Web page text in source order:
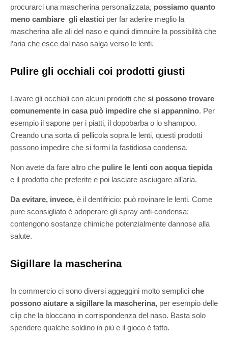
procurarci una mascherina personalizzata, possiamo quanto
meno cambiare gli elastici per far aderire meglio la
mascherina alle ali del naso e quindi dimnuire la possibilità che
l’aria che esce dal naso salga verso le lenti.
Pulire gli occhiali coi prodotti giusti
Lavare gli occhiali con alcuni prodotti che si possono trovare
comunemente in casa può impedire che si appannino. Per
esempio il sapone per i piatti, il dopobarba o lo shampoo.
Creando una sorta di pellicola sopra le lenti, questi prodotti
possono impedire che si formi la fastidiosa condensa.
Non avete da fare altro che pulire le lenti con acqua tiepida
e il prodotto che preferite e poi lasciare asciugare all’aria.
Da evitare, invece, è il dentifricio: può rovinare le lenti. Come
pure sconsigliato è adoperare gli spray anti-condensa:
contengono sostanze chimiche potenzialmente dannose alla
salute.
Sigillare la mascherina
In commercio ci sono diversi aggeggini molto semplici che
possono aiutare a sigillare la mascherina, per esempio delle
clip che la bloccano in corrispondenza del naso. Basta solo
spendere qualche soldino in più e il gioco è fatto.